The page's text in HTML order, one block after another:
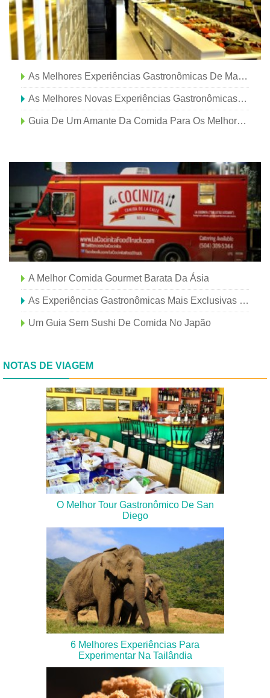
As Melhores Experiências Gastronômicas De Marrocos
As Melhores Novas Experiências Gastronômicas Para Viajantes Em 2019
Guia De Um Amante Da Comida Para Os Melhores Restaurantes De Essaouira
A Melhor Comida Gourmet Barata Da Ásia
As Experiências Gastronômicas Mais Exclusivas De Hong Kong
Um Guia Sem Sushi De Comida No Japão
NOTAS DE VIAGEM
O Melhor Tour Gastronômico De San
Diego
6 Melhores Experiências Para
Experimentar Na Tailândia